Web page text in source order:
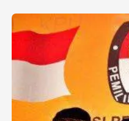
©
Copyright
2026
.